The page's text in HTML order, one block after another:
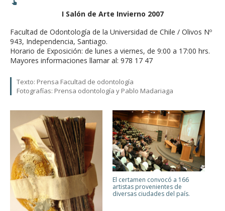
El certamen convocó a 166
artistas provenientes de
diversas ciudades del país.
I Salón de Arte Invierno 2007
Facultad de Odontología de la Universidad de Chile / Olivos Nº
943, Independencia, Santiago.
Horario de Exposición: de lunes a viernes, de 9:00 a 17:00 hrs.
Mayores informaciones llamar al: 978 17 47
Texto: Prensa Facultad de odontología
Fotografías: Prensa odontología y Pablo Madariaga